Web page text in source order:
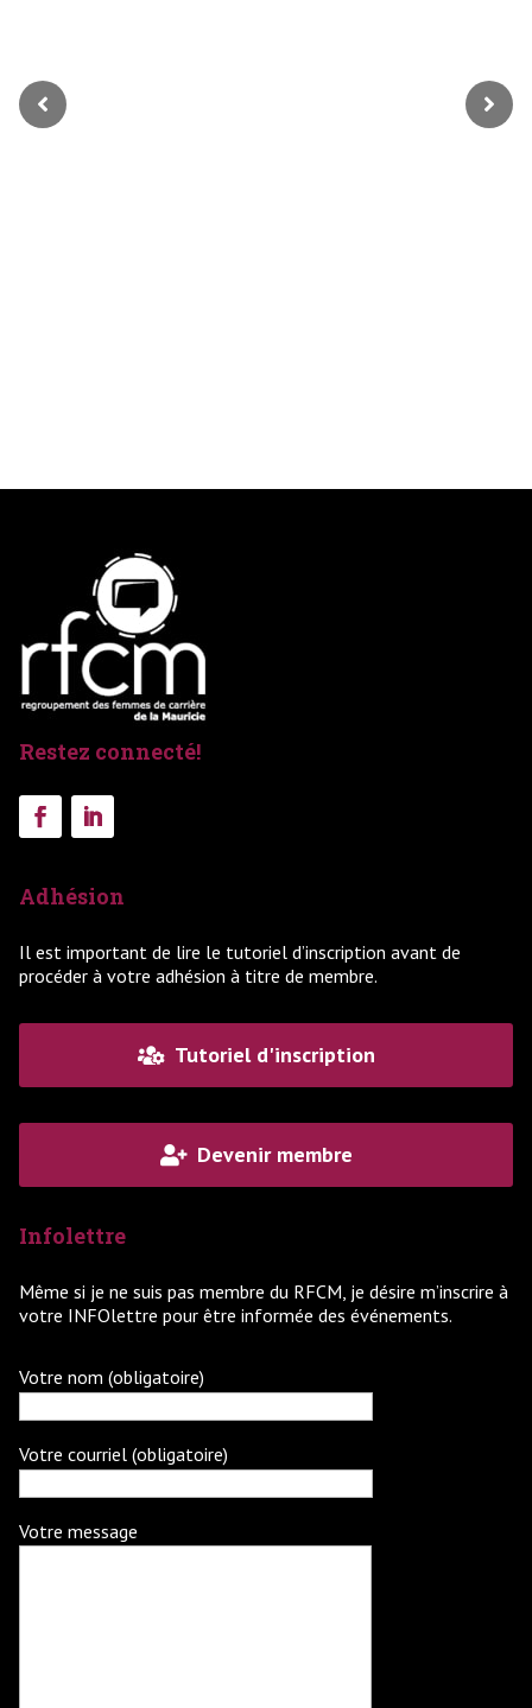
Restez connecté!
Adhésion
Il est important de lire le tutoriel d’inscription avant de
procéder à votre adhésion à titre de membre.
Tutoriel d'inscription
Devenir membre
Infolettre
Même si je ne suis pas membre du RFCM, je désire m’inscrire à
votre INFOlettre pour être informée des événements.
Votre nom (obligatoire)
Votre courriel (obligatoire)
Votre message